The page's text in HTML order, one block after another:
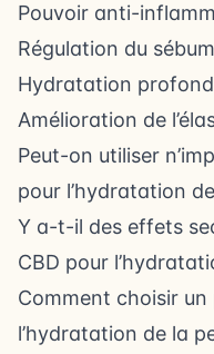
Pouvoir anti-
Régulation du sébum
Hydratation
Amélioration de
Peut-on utiliser
pour l’hydratation
Y a-t-il des effets
CBD pour
Comment choisir
l’hydratation de la